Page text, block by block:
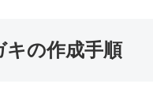
キの作成手順